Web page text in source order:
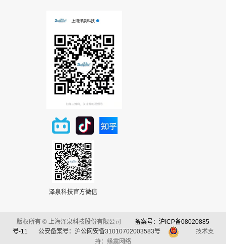
泽泉科技官方微信
版权所有 © 上海泽泉科技股份有限公司
备案号：沪ICP备08020885
号-11
公安备案号：沪公网安备31010702003583号
技术支
持：缘震网络